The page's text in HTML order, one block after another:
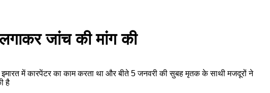
जांच की मांग की
इमारत में कारपेंटर का काम करता था और बीते 5 जनवरी की सुबह मृतक के साथी मजदूरों ने
है